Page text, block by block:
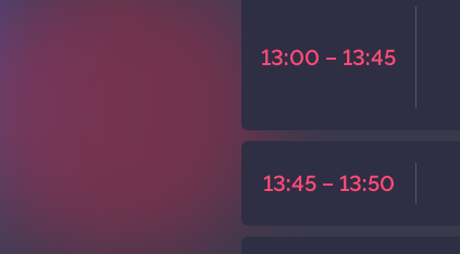
13:00 – 13:45
13:45 – 13:50